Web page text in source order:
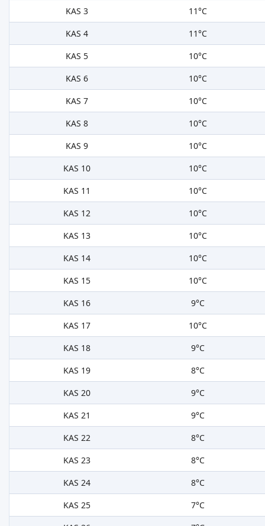
KAS 3
11°C
KAS 4
11°C
KAS 5
10°C
KAS 6
10°C
KAS 7
10°C
KAS 8
10°C
KAS 9
10°C
KAS 10
10°C
KAS 11
10°C
KAS 12
10°C
KAS 13
10°C
KAS 14
10°C
KAS 15
10°C
KAS 16
9°C
KAS 17
10°C
KAS 18
9°C
KAS 19
8°C
KAS 20
9°C
KAS 21
9°C
KAS 22
8°C
KAS 23
8°C
KAS 24
8°C
KAS 25
7°C